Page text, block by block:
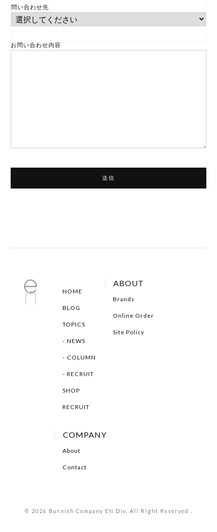
問い合わせ先
お問い合わせ内容
HOME
BLOG
TOPICS
NEWS
COLUMN
RECRUIT
SHOP
RECRUIT
ABOUT
Brands
Online Order
Site Policy
COMPANY
About
Contact
© 2026 Burnish Company EN Div. All Right Reserved .